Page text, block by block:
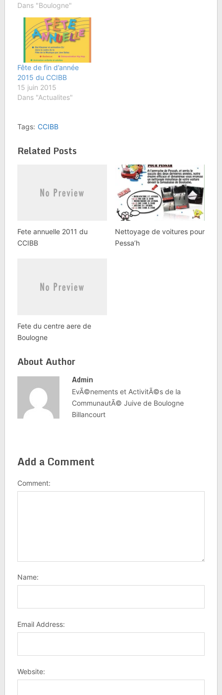
Dans "Boulogne"
Fête de fin d’année
2015 du CCIBB
15 juin 2015
Dans "Actualites"
Tags: CCIBB
Related Posts
Fete annuelle 2011 du
CCIBB
Nettoyage de voitures pour
Pessa’h
Fete du centre aere de
Boulogne
About Author
Admin
EvÃ©nements et ActivitÃ©s de la
CommunautÃ© Juive de Boulogne
Billancourt
Add a Comment
Comment:
Name:
Email Address:
Website: